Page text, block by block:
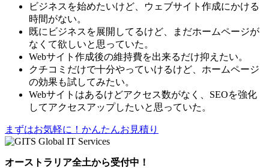
ビジネスを始めたいけど、ウェブサイト作成にかける
時間がない。
既にビジネスを展開してるけど、まだホームページが
なくて欲しいと思っていた。
Webサイト作成後の維持費を出来るだけ抑えたい。
クチコミだけで十分やっていけるけど、ホームページ
の効果も試してみたい。
Webサイトはあるけどアクセス数がなく、SEOを強化
してアクセスアップしたいと思っていた。
まずはお気軽に！かんたんお見積り
オーストラリア全土から受付中！